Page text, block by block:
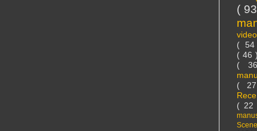
(
(
( 46
(
(
(